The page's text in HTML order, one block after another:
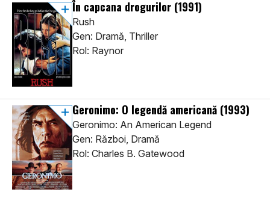
În capcana drogurilor (1991)
Rush
Gen: Dramă, Thriller
Rol: Raynor
Geronimo: O legendă americană (1993)
Geronimo: An American Legend
Gen: Război, Dramă
Rol: Charles B. Gatewood